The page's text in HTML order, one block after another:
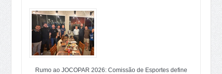
Rumo ao JOCOPAR 2026: Comissão de Esportes define